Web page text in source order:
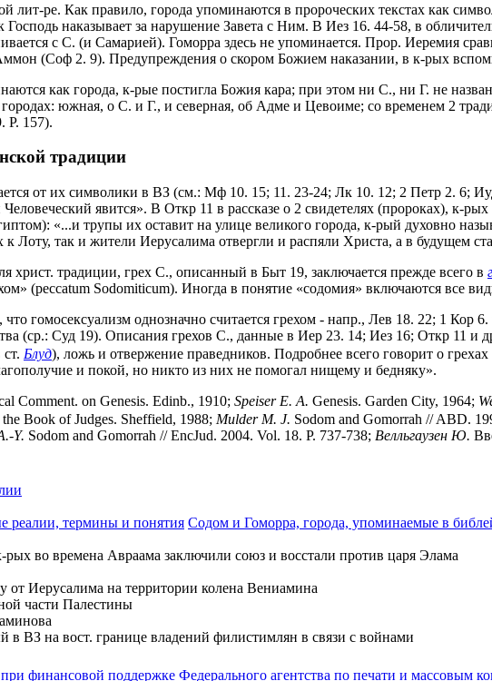
лит-ре. Как правило, города упоминаются в пророческих текстах как
Господь наказывает за нарушение Завета с Ним. В Иез 16. 44-58, в
с С. (и Самарией). Гоморра здесь не упоминается. Прор. Иеремия
(Соф 2. 9). Предупреждения о скором Божием наказании, в к-рых
как города, к-рые постигла Божия кара; при этом ни С., ни Г. не
южная, о С. и Г., и северная, об Адме и Цевоиме; со временем 2
P. 157).
традиции
от их символики в ВЗ (см.: Мф 10. 15; 11. 23-24; Лк 10. 12; 2 Петр 2. 6;
явится». В Откр 11 в рассказе о 2 свидетелях (пророках), к-
«...и трупы их оставит на улице великого города, к-рый духовно
Лоту, так и жители Иерусалима отвергли и распяли Христа, а в будущем
христ. традиции, грех С., описанный в Быт 19, заключается прежде всего в
(peccatum Sodomiticum). Иногда в понятие «содомия» включаются все
гомосексуализм однозначно считается грехом - напр., Лев 18. 22; 1 Кор
(ср.: Суд 19). Описания грехов С., данные в Иер 23. 14; Иез 16; Откр 11 и
Блуд), ложь и отвержение праведников. Подробнее всего говорит о
и покой, но никто из них не помогал нищему и бедняку».
Comment. on Genesis. Edinb., 1910; Speiser E. A. Genesis. Garden City, 1964;
Book of Judges. Sheffield, 1988; Mulder M. J. Sodom and Gomorrah // ABD.
Y. Sodom and Gomorrah // EncJud. 2004. Vol. 18. P. 737-738; Велльгаузен Ю.
реалии, термины и понятия Содом и Гоморра, города, упоминаемые в
рых во времена Авраама заключили союз и восстали против царя Элама
от Иерусалима на территории колена Вениамина
части Палестины
в ВЗ на вост. границе владений филистимлян в связи с войнами
при финансовой поддержке Федерального агентства по печати и массовым